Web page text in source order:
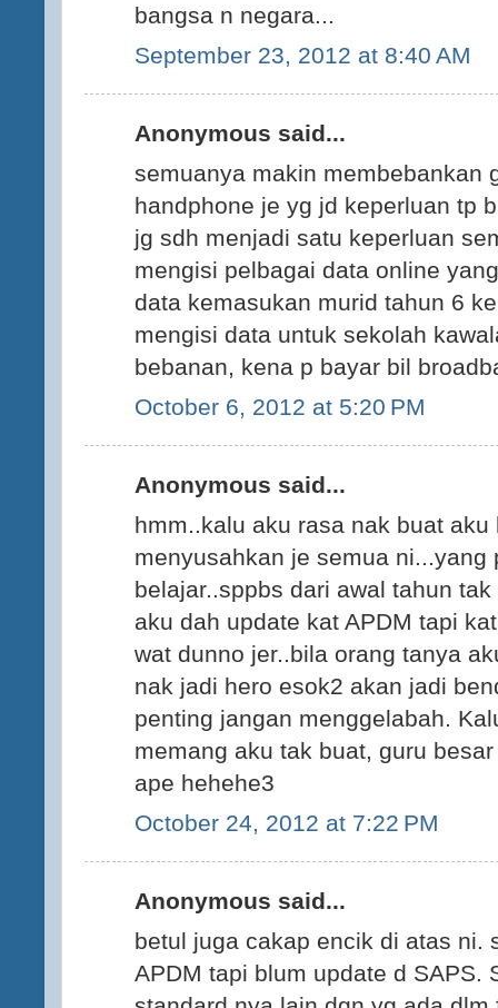
bangsa n negara...
September 23, 2012 at 8:40 AM
Anonymous said...
semuanya makin membebankan
handphone je yg jd keperluan tp
jg sdh menjadi satu keperluan
mengisi pelbagai data online
data kemasukan murid tahun 6
mengisi data untuk sekolah
bebanan, kena p bayar bil
October 6, 2012 at 5:20 PM
Anonymous said...
hmm..kalu aku rasa nak buat
menyusahkan je semua ni...yang
belajar..sppbs dari awal tahun
aku dah update kat APDM tapi
wat dunno jer..bila orang tanya
nak jadi hero esok2 akan jadi
penting jangan menggelabah.
memang aku tak buat, guru
ape hehehe3
October 24, 2012 at 7:22 PM
Anonymous said...
betul juga cakap encik di atas ni.
APDM tapi blum update d SAPS.